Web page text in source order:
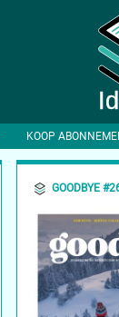
KOOP
GOODBYE